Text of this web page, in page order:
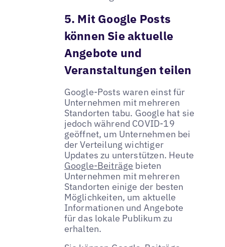
5. Mit Google Posts
können Sie aktuelle
Angebote und
Veranstaltungen teilen
Google-Posts waren einst für
Unternehmen mit mehreren
Standorten tabu. Google hat sie
jedoch während COVID-19
geöffnet, um Unternehmen bei
der Verteilung wichtiger
Updates zu unterstützen. Heute
Google-Beiträge bieten
Unternehmen mit mehreren
Standorten einige der besten
Möglichkeiten, um aktuelle
Informationen und Angebote
für das lokale Publikum zu
erhalten.